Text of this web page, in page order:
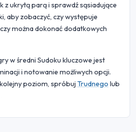
z ukrytą parą i sprawdź sąsiadujące
aby zobaczyć, czy występuje
można dokonać dodatkowych
w średni Sudoku kluczowe jest
i notowanie możliwych opcji.
poziom, spróbuj Trudnego lub